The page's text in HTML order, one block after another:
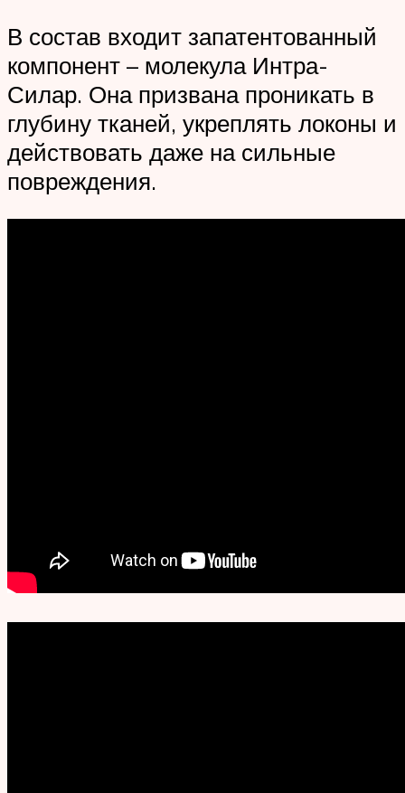
В состав входит запатентованный
компонент – молекула Интра-
Силар. Она призвана проникать в
глубину тканей, укреплять локоны и
действовать даже на сильные
повреждения.